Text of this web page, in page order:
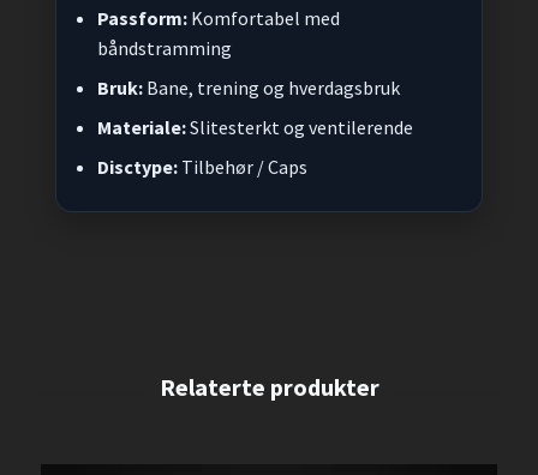
Passform: Komfortabel med
båndstramming
Bruk: Bane, trening og hverdagsbruk
Materiale:Slitesterkt og ventilerende
Disctype: Tilbehør / Caps